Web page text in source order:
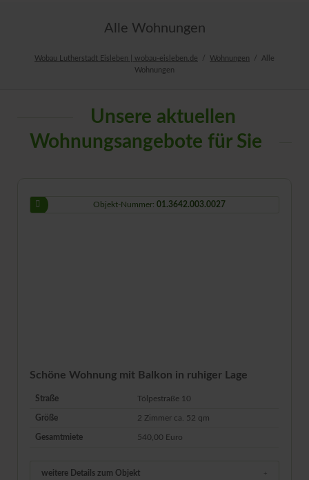
Alle Wohnungen
Wobau Lutherstadt Eisleben | wobau-eisleben.de Wohnungen
Alle
Wohnungen
Unsere aktuellen
Wohnungsangebote für Sie
Objekt-Nummer: 01.3642.003.0027
Schöne Wohnung mit Balkon in ruhiger Lage
Straße Tölpestraße 10
Größe 2 Zimmer ca. 52 qm
Gesamtmiete 540,00 Euro
weitere Details zum Objekt